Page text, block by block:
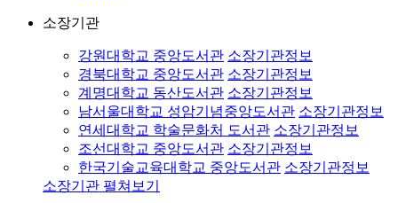
소장기관
강원대학교 중앙도서관 소장기관정보
경북대학교 중앙도서관 소장기관정보
계명대학교 동산도서관 소장기관정보
남서울대학교 성암기념중앙도서관 소장기관정보
연세대학교 학술문화처 도서관 소장기관정보
조선대학교 중앙도서관 소장기관정보
한국기술교육대학교 중앙도서관 소장기관정보
소장기관 펼쳐보기